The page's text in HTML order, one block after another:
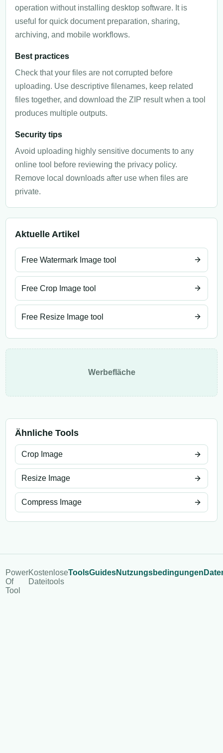
operation without installing desktop software. It is
useful for quick document preparation, sharing,
archiving, and mobile workflows.
Best practices
Check that your files are not corrupted before
uploading. Use descriptive filenames, keep related
files together, and download the ZIP result when a tool
produces multiple outputs.
Security tips
Avoid uploading highly sensitive documents to any
online tool before reviewing the privacy policy.
Remove local downloads after use when files are
private.
Aktuelle Artikel
Free Watermark Image tool
Free Crop Image tool
Free Resize Image tool
Werbefläche
Ähnliche Tools
Crop Image
Resize Image
Compress Image
Power
Of
Tool
Kostenlose
Dateitools
ToolsGuidesNutzungsbedingungen